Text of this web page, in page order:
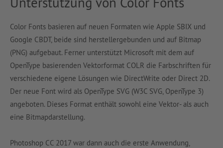
Color Fonts basieren auf neuen Formaten wie Apple SBIX und
Google CBDT, beide sind herstellergebunden und auf Bitmap
(PNG) aufgebaut. Ferner unterstützt Microsoft mit dem auf
OpenType basierenden Vektorformat COLR die Farbschriften für
verschiedene eigene Lösungen wie DirectWrite oder Direct 2D.
Der neue Font wird als OpenType SVG (W3C SVG, OpenType 3)
angeboten. Dieses Format enthält sowohl eine Vektor- als auch
eine Bitmapdarstellung.
Photoshop CC 2017 war dann auch die erste Anwendung,